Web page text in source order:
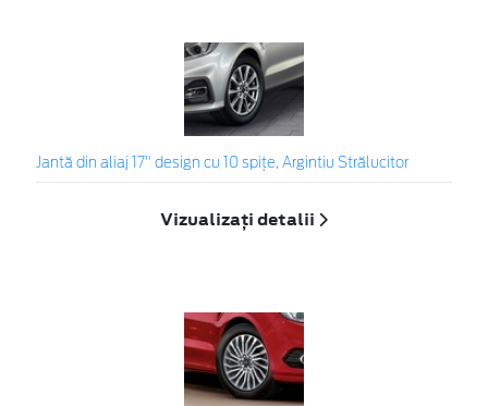
Jantă din aliaj 17" design cu 10 spiţe, Argintiu Strălucitor
Vizualizați detalii